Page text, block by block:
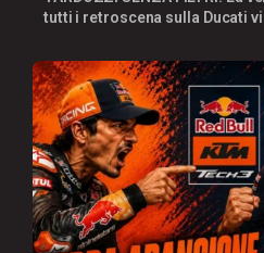
tutti i retroscena sulla Ducati